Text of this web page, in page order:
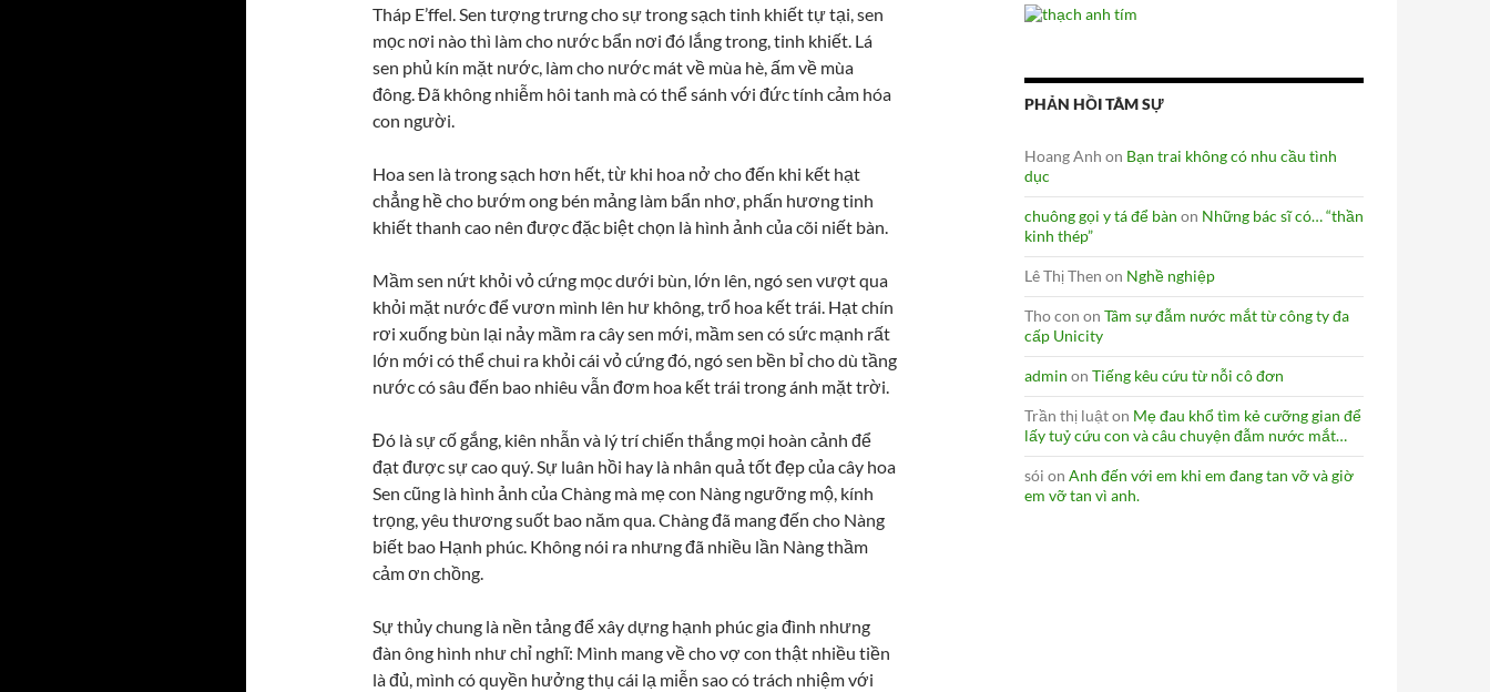
Tháp E’ffel. Sen tượng trưng cho sự trong sạch tinh khiết tự tại, sen
mọc nơi nào thì làm cho nước bẩn nơi đó lắng trong, tinh khiết. Lá
sen phủ kín mặt nước, làm cho nước mát về mùa hè, ấm về mùa
đông. Đã không nhiễm hôi tanh mà có thể sánh với đức tính cảm hóa
con người.
Hoa sen là trong sạch hơn hết, từ khi hoa nở cho đến khi kết hạt
chẳng hề cho bướm ong bén mảng làm bẩn nhơ, phấn hương tinh
khiết thanh cao nên được đặc biệt chọn là hình ảnh của cõi niết bàn.
Mầm sen nứt khỏi vỏ cứng mọc dưới bùn, lớn lên, ngó sen vượt qua
khỏi mặt nước để vươn mình lên hư không, trổ hoa kết trái. Hạt chín
rơi xuống bùn lại nảy mầm ra cây sen mới, mầm sen có sức mạnh rất
lớn mới có thể chui ra khỏi cái vỏ cứng đó, ngó sen bền bỉ cho dù tầng
nước có sâu đến bao nhiêu vẫn đơm hoa kết trái trong ánh mặt trời.
Đó là sự cố gắng, kiên nhẫn và lý trí chiến thắng mọi hoàn cảnh để
đạt được sự cao quý. Sự luân hồi hay là nhân quả tốt đẹp của cây hoa
Sen cũng là hình ảnh của Chàng mà mẹ con Nàng ngưỡng mộ, kính
trọng, yêu thương suốt bao năm qua. Chàng đã mang đến cho Nàng
biết bao Hạnh phúc. Không nói ra nhưng đã nhiều lần Nàng thầm
cảm ơn chồng.
Sự thủy chung là nền tảng để xây dựng hạnh phúc gia đình nhưng
đàn ông hình như chỉ nghĩ: Mình mang về cho vợ con thật nhiều tiền
là đủ, mình có quyền hưởng thụ cái lạ miễn sao có trách nhiệm với
PHẢN HỒI TÂM SỰ
Hoang Anh on Bạn trai không có nhu cầu tình
dục
chuông gọi y tá để bàn on Những bác sĩ có… “thần
kinh thép”
Lê Thị Then on Nghề nghiệp
Tho con on Tâm sự đẫm nước mắt từ công ty đa
cấp Unicity
admin on Tiếng kêu cứu từ nỗi cô đơn
Trần thị luậton Mẹ đau khổ tìm kẻ cưỡng gian để
lấy tuỷ cứu con và câu chuyện đẫm nước mắt…
sói on Anh đến với em khi em đang tan vỡ và giờ
em vỡ tan vì anh.